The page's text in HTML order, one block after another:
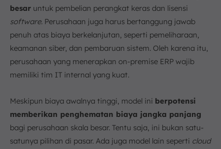
besar untuk pembelian perangkat keras dan lisensi
software. Perusahaan juga harus bertanggung jawab
penuh atas biaya berkelanjutan, seperti pemeliharaan,
keamanan siber, dan pembaruan sistem. Oleh karena itu,
perusahaan yang menerapkan on-premise ERP wajib
memiliki tim IT internal yang kuat.
Meskipun biaya awalnya tinggi, model ini berpotensi
memberikan penghematan biaya jangka panjang
bagi perusahaan skala besar. Tentu saja, ini bukan satu-
satunya pilihan di pasar. Ada juga model lain seperti cloud